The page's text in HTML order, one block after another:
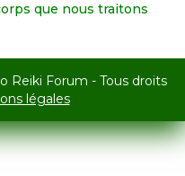
que nous traitons
Reiki Forum - Tous droits
légales